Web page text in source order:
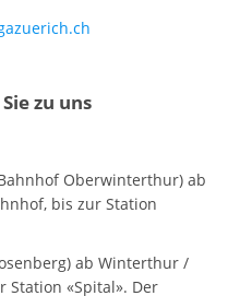
zu uns
Oberwinterthur) ab
bis zur Station
ab Winterthur /
Station «Spital». Der